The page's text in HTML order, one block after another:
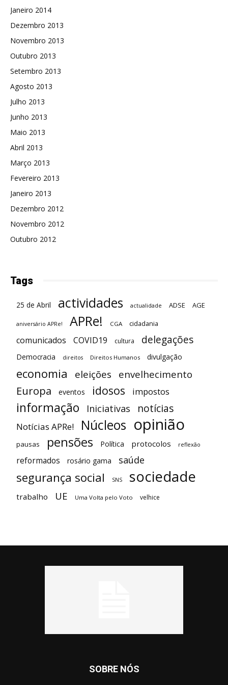
Janeiro 2014
Dezembro 2013
Novembro 2013
Outubro 2013
Setembro 2013
Agosto 2013
Julho 2013
Junho 2013
Maio 2013
Abril 2013
Março 2013
Fevereiro 2013
Janeiro 2013
Dezembro 2012
Novembro 2012
Outubro 2012
Tags
25 de Abril actividades actualidade ADSE AGE
aniversário APRe! APRe! CGA cidadania
comunicados COVID19 cultura delegações
Democracia direitos Direitos Humanos divulgação
economia eleições envelhecimento
Europa eventos idosos impostos
informação Iniciativas notícias
Notícias APRe! Núcleos opinião
pausas pensões Política protocolos reflexão
reformados rosário gama saúde
segurança social SNS sociedade
trabalho UE Uma Volta pelo Voto velhice
SOBRE NÓS